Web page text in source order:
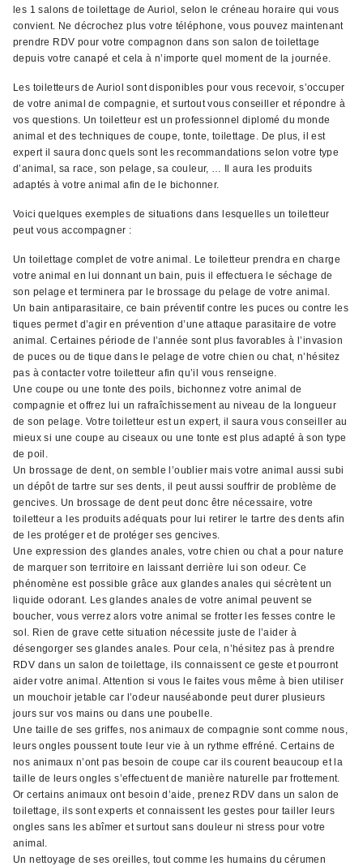
les 1 salons de toilettage de Auriol, selon le créneau horaire qui vous
convient. Ne décrochez plus votre téléphone, vous pouvez maintenant
prendre RDV pour votre compagnon dans son salon de toilettage
depuis votre canapé et cela à n’importe quel moment de la journée.
Les toiletteurs de Auriol sont disponibles pour vous recevoir, s’occuper
de votre animal de compagnie, et surtout vous conseiller et répondre à
vos questions. Un toiletteur est un professionnel diplomé du monde
animal et des techniques de coupe, tonte, toilettage. De plus, il est
expert il saura donc quels sont les recommandations selon votre type
d’animal, sa race, son pelage, sa couleur, … Il aura les produits
adaptés à votre animal afin de le bichonner.
Voici quelques exemples de situations dans lesquelles un toiletteur
peut vous accompagner :
Un toilettage complet de votre animal. Le toiletteur prendra en charge
votre animal en lui donnant un bain, puis il effectuera le séchage de
son pelage et terminera par le brossage du pelage de votre animal.
Un bain antiparasitaire, ce bain préventif contre les puces ou contre les
tiques permet d’agir en prévention d’une attaque parasitaire de votre
animal. Certaines période de l’année sont plus favorables à l’invasion
de puces ou de tique dans le pelage de votre chien ou chat, n’hésitez
pas à contacter votre toiletteur afin qu’il vous renseigne.
Une coupe ou une tonte des poils, bichonnez votre animal de
compagnie et offrez lui un rafraîchissement au niveau de la longueur
de son pelage. Votre toiletteur est un expert, il saura vous conseiller au
mieux si une coupe au ciseaux ou une tonte est plus adapté à son type
de poil.
Un brossage de dent, on semble l’oublier mais votre animal aussi subi
un dépôt de tartre sur ses dents, il peut aussi souffrir de problème de
gencives. Un brossage de dent peut donc être nécessaire, votre
toiletteur a les produits adéquats pour lui retirer le tartre des dents afin
de les protéger et de protéger ses gencives.
Une expression des glandes anales, votre chien ou chat a pour nature
de marquer son territoire en laissant derrière lui son odeur. Ce
phénomène est possible grâce aux glandes anales qui sécrètent un
liquide odorant. Les glandes anales de votre animal peuvent se
boucher, vous verrez alors votre animal se frotter les fesses contre le
sol. Rien de grave cette situation nécessite juste de l’aider à
désengorger ses glandes anales. Pour cela, n’hésitez pas à prendre
RDV dans un salon de toilettage, ils connaissent ce geste et pourront
aider votre animal. Attention si vous le faites vous même à bien utiliser
un mouchoir jetable car l’odeur nauséabonde peut durer plusieurs
jours sur vos mains ou dans une poubelle.
Une taille de ses griffes, nos animaux de compagnie sont comme nous,
leurs ongles poussent toute leur vie à un rythme effréné. Certains de
nos animaux n’ont pas besoin de coupe car ils courent beaucoup et la
taille de leurs ongles s’effectuent de manière naturelle par frottement.
Or certains animaux ont besoin d’aide, prenez RDV dans un salon de
toilettage, ils sont experts et connaissent les gestes pour tailler leurs
ongles sans les abîmer et surtout sans douleur ni stress pour votre
animal.
Un nettoyage de ses oreilles, tout comme les humains du cérumen